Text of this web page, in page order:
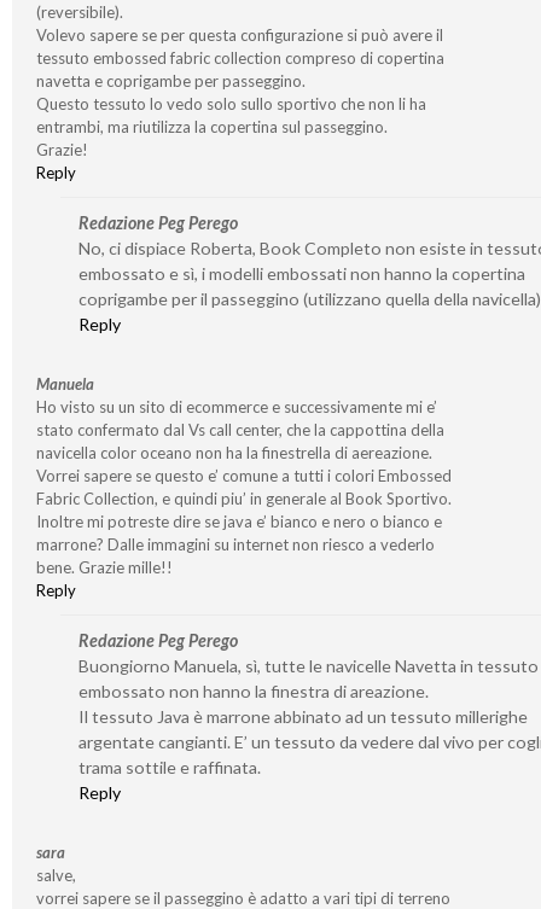
(reversibile).
Volevo sapere se per questa configurazione si può avere il
tessuto embossed fabric collection compreso di copertina
navetta e coprigambe per passeggino.
Questo tessuto lo vedo solo sullo sportivo che non li ha
entrambi, ma riutilizza la copertina sul passeggino.
Grazie!
Reply
Redazione Peg Perego
No, ci dispiace Roberta, Book Completo non esiste in
embossato e sì, i modelli embossati non hanno la copertina
coprigambe per il passeggino (utilizzano quella della
Reply
Manuela
Ho visto su un sito di ecommerce e successivamente mi e’
stato confermato dal Vs call center, che la cappottina della
navicella color oceano non ha la finestrella di aereazione.
Vorrei sapere se questo e’ comune a tutti i colori Embossed
Fabric Collection, e quindi piu’ in generale al Book Sportivo.
Inoltre mi potreste dire se java e’ bianco e nero o bianco e
marrone? Dalle immagini su internet non riesco a vederlo
bene. Grazie mille!!
Reply
Redazione Peg Perego
Buongiorno Manuela, sì, tutte le navicelle Navetta in tessuto
embossato non hanno la finestra di areazione.
Il tessuto Java è marrone abbinato ad un tessuto millerighe
argentate cangianti. E’ un tessuto da vedere dal vivo per
trama sottile e raffinata.
Reply
sara
salve,
vorrei sapere se il passeggino è adatto a vari tipi di terreno